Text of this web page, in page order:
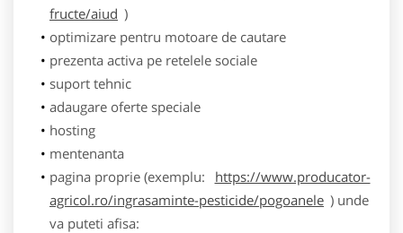
fructe/aiud )
optimizare pentru motoare de cautare
prezenta activa pe retelele sociale
suport tehnic
adaugare oferte speciale
hosting
mentenanta
pagina proprie (exemplu:
https://www.producator-
agricol.ro/ingrasaminte-pesticide/pogoanele ) unde
va puteti afisa: